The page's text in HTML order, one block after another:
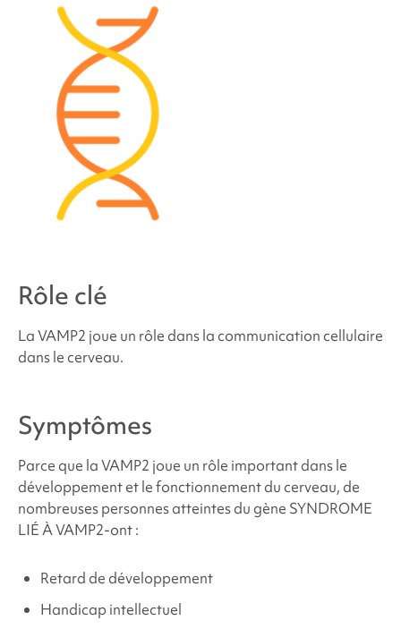
Troubles du comportement et du développement
liés ausyndrome VAMP2
Problèmes médicaux et physiques liés au
syndrome VAMP2
Où puis-je trouver du soutien et des ressources ?
Rôle clé
LaVAMP2 joue un rôle dans la communication cellulaire
dans le cerveau.
Symptômes
Parce que laVAMP2 joue un rôle important dans le
développement et le fonctionnement du cerveau, de
nombreuses personnes atteintes du gène SYNDROME
LIÉ À VAMP2-ont :
Retard de développement
Handicap intellectuel